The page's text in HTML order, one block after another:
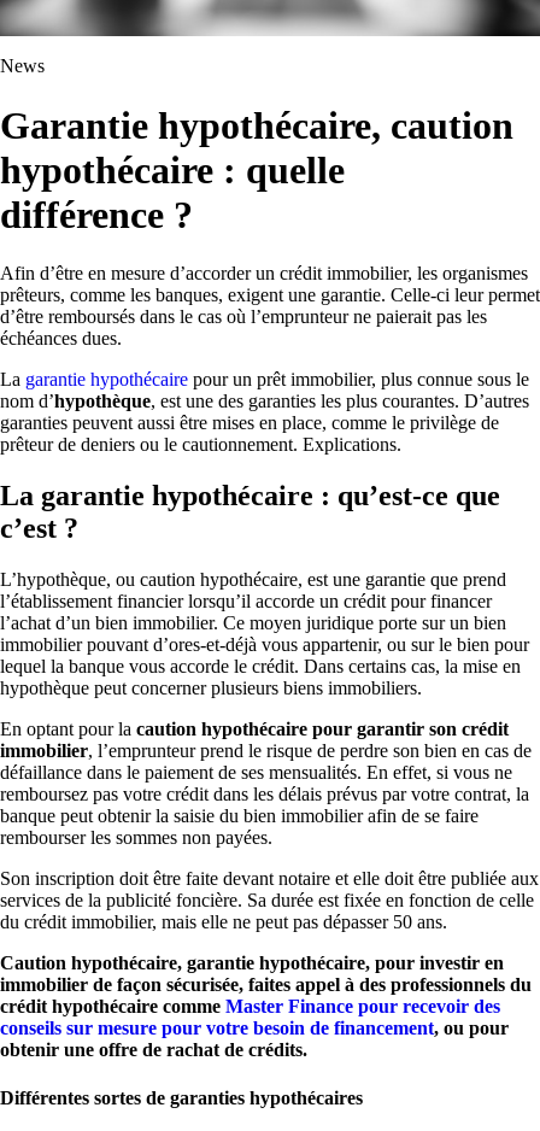
News
Garantie hypothécaire, caution
hypothécaire : quelle
différence ?
Afin d’être en mesure d’accorder un crédit immobilier, les organismes
prêteurs, comme les banques, exigent une garantie. Celle-ci leur permet
d’être remboursés dans le cas où l’emprunteur ne paierait pas les
échéances dues.
La garantie hypothécaire pour un prêt immobilier, plus connue sous le
nom d’hypothèque, est une des garanties les plus courantes. D’autres
garanties peuvent aussi être mises en place, comme le privilège de
prêteur de deniers ou le cautionnement. Explications.
La garantie hypothécaire : qu’est-ce que
c’est ?
L’hypothèque, ou caution hypothécaire, est une garantie que prend
l’établissement financier lorsqu’il accorde un crédit pour financer
l’achat d’un bien immobilier. Ce moyen juridique porte sur un bien
immobilier pouvant d’ores-et-déjà vous appartenir, ou sur le bien pour
lequel la banque vous accorde le crédit. Dans certains cas, la mise en
hypothèque peut concerner plusieurs biens immobiliers.
En optant pour la caution hypothécaire pour garantir son crédit
immobilier, l’emprunteur prend le risque de perdre son bien en cas de
défaillance dans le paiement de ses mensualités. En effet, si vous ne
remboursez pas votre crédit dans les délais prévus par votre contrat, la
banque peut obtenir la saisie du bien immobilier afin de se faire
rembourser les sommes non payées.
Son inscription doit être faite devant notaire et elle doit être publiée aux
services de la publicité foncière. Sa durée est fixée en fonction de celle
du crédit immobilier, mais elle ne peut pas dépasser 50 ans.
Caution hypothécaire, garantie hypothécaire, pour investir en
immobilier de façon sécurisée, faites appel à des professionnels du
crédit hypothécaire comme Master Finance pour recevoir des
conseils sur mesure pour votre besoin de financement, ou pour
obtenir une offre de rachat de crédits.
Différentes sortes de garanties hypothécaires